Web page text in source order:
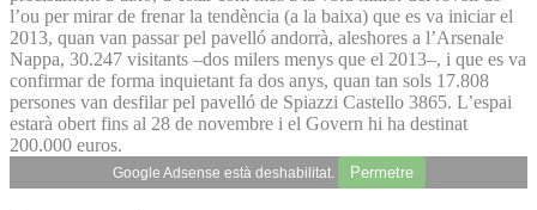
l’ou per mirar de frenar la tendència (a la baixa) que es va iniciar el
2013, quan van passar pel pavelló andorrà, aleshores a l’Arsenale
Nappa, 30.247 visitants –dos milers menys que el 2013–, i que es va
confirmar de forma inquietant fa dos anys, quan tan sols 17.808
persones van desfilar pel pavelló de Spiazzi Castello 3865. L’espai
estarà obert fins al 28 de novembre i el Govern hi ha destinat
200.000 euros.
Google Adsense està deshabilitat. Permetre